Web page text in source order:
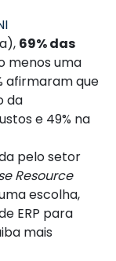
69% das
menos uma
afirmaram que
da
e 49% na
pelo setor
Resource
escolha,
ERP para
mais